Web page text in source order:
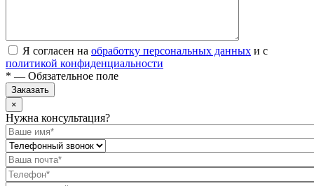
Я согласен на обработку персональных данных и с
политикой конфиденциальности
* — Обязательное поле
Заказать
×
Нужна консультация?